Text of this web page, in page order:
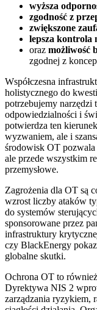
wyższa
zgodność z
zwiększone
lepsza kontrola
oraz możliwość
zgodnej z
Współczesna
holistycznego do
potrzebujemy narzędzi
odpowiedzialności i
potwierdza ten
wyzwaniem, ale i
środowisk OT
ale przede wszystkim
przemysłowe.
Zagrożenia dla OT są
wzrost liczby ataków
do systemów
sponsorowane przez
infrastruktury
czy BlackEnergy
globalne skutki.
Ochrona OT to
Dyrektywa NIS 2
zarządzania ryzykiem,